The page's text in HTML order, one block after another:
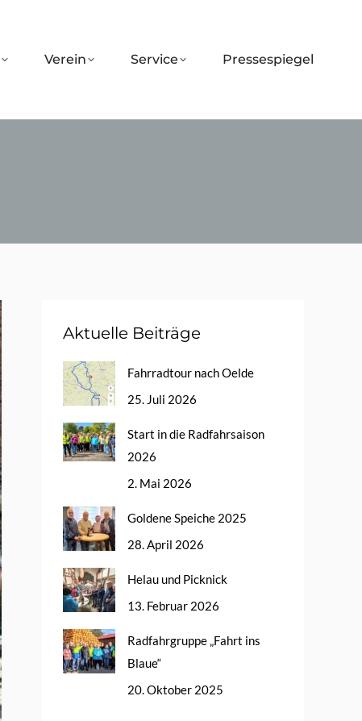
Verein Service Pressespiegel
Aktuelle Beiträge
Fahrradtour nach Oelde
25. Juli 2026
Start in die Radfahrsaison
2026
2. Mai 2026
Goldene Speiche 2025
28. April 2026
Helau und Picknick
13. Februar 2026
Radfahrgruppe „Fahrt ins
Blaue“
20. Oktober 2025